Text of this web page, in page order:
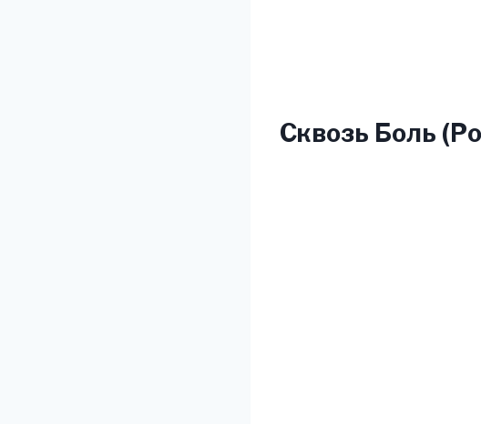
Сквозь Боль